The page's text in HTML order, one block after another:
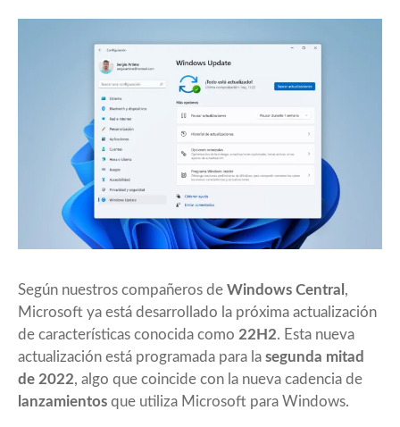
Según nuestros compañeros de Windows Central ,
Microsoft ya está desarrollado la próxima actualización
de características conocida como 22H2. Esta nueva
actualización está programada para la segunda mitad
de 2022, algo que coincide con la nueva cadencia de
lanzamientos que utiliza Microsoft para Windows.